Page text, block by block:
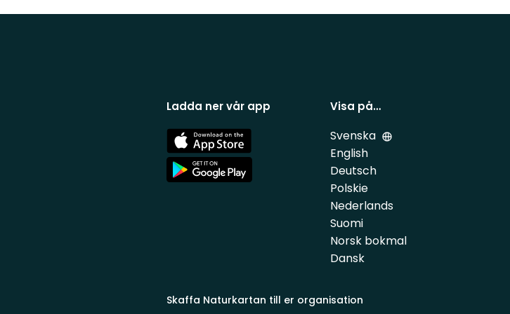
Ladda ner vår app
App
Store
App
Store
Visa på…
Svenska
English
Deutsch
Polskie
Nederlands
Suomi
Norsk bokmal
Dansk
Skaffa Naturkartan till er organisation